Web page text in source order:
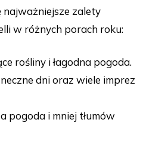
najważniejsze zalety
w różnych porach roku:
rośliny i łagodna pogoda.
dni oraz wiele imprez
pogoda i mniej tłumów